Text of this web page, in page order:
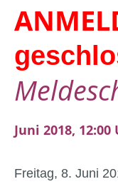
Juni 2018, 12:00
Freitag, 8. Juni